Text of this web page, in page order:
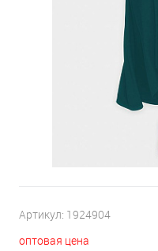
Артикул: 1924904
оптовая цена